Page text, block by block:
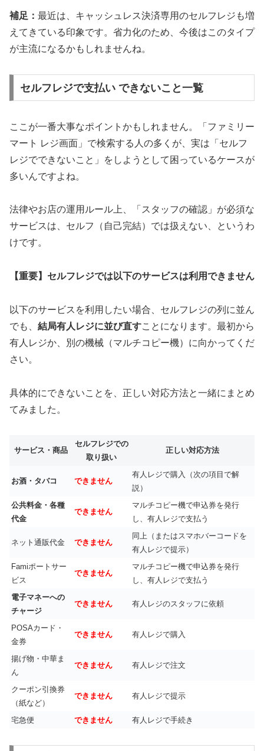
補足： 最近は、キャッシュレス決済専用のセルフレジも増
えてきている印象です。省力化のため、今後はこのタイプ
が主流になるかもしれませんね。
セルフレジで支払い できないこと一覧
ここが一番大事なポイントかもしれません。「ファミリー
マート レジ画面」で検索する人の多くが、実は 「セルフ
レジでできないこと」
をしようとして困っているケースが
多いんですよね。
法律やお店の運用ルール上、「スタッフの確認」が必須な
サービスは、セルフ（自己完結）では扱えない、というわ
けです。
【重要】セルフレジでは以下のサービスは利用できません
以下のサービスを利用したい場合、セルフレジの列に並ん
でも、 結局有人レジに並び直すことになります。最初から
有人レジか、別の機械（マルチコピー機）に向かってくだ
さい。
具体的にできないことを、正しい対応方法と一緒にまとめ
てみました。
サービス・商品
セルフレジでの
取り扱い
正しい対応方法
お酒・タバコ できません
有人レジで購入（次の項目で解
説）
公共料金・各種
代金
できません
マルチコピー機で申込券を発行
し、有人レジで支払う
ネット通販代金 できません
同上（またはスマホバーコードを
有人レジで提示）
Famiポートサー
ビス
できません
マルチコピー機で申込券を発行
し、有人レジで支払う
電子マネーへの
チャージ
できません 有人レジのスタッフに依頼
POSAカード・
金券
できません 有人レジで購入
揚げ物・中華ま
ん
できません 有人レジで注文
クーポン引換券
（紙など）
できません 有人レジで提示
宅急便 できません 有人レジで手続き